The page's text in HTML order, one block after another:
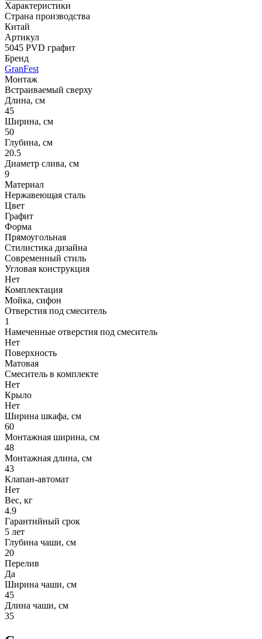
Характеристики
Страна производства
Китай
Артикул
5045 PVD графит
Бренд
GranFest
Монтаж
Встраиваемый сверху
Длина, см
45
Ширина, см
50
Глубина, см
20.5
Диаметр слива, см
9
Материал
Нержавеющая сталь
Цвет
Графит
Форма
Прямоугольная
Стилистика дизайна
Современный стиль
Угловая конструкция
Нет
Комплектация
Мойка, сифон
Отверстия под смеситель
1
Намеченные отверстия под смеситель
Нет
Поверхность
Матовая
Смеситель в комплекте
Нет
Крыло
Нет
Ширина шкафа, см
60
Монтажная ширина, см
48
Монтажная длина, см
43
Клапан-автомат
Нет
Вес, кг
4.9
Гарантийный срок
5 лет
Глубина чаши, см
20
Перелив
Да
Ширина чаши, см
45
Длина чаши, см
35